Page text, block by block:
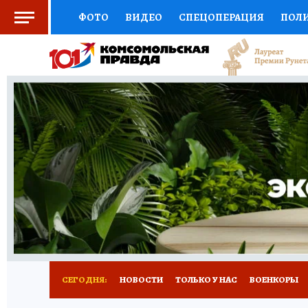
ФОТО ВИДЕО СПЕЦОПЕРАЦИЯ
СОЦПОДДЕРЖКА НАУКА СПОРТ
ВЫБОР ЭКСПЕРТОВ ДОКТОР
КНИЖНАЯ ПОЛКА ПРОГНОЗЫ НА СПОРТ
ПРЕСС-ЦЕНТР НЕДВИЖИМОСТЬ
РАДИО КП РЕКЛАМА ТЕСТЫ НОВОЕ
СЕГОДНЯ: НОВОСТИ ТОЛЬКО У НАС ВОЕНКОРЫ